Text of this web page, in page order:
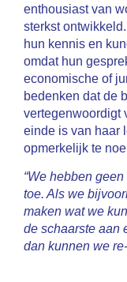
enthousiast van
sterkst
hun kennis en
omdat hun
economische of
bedenken dat de
vertegenwoordigt
einde is van haar
opmerkelijk te
“We hebben
toe. Als we
maken wat we
de schaarste aan
dan kunnen we